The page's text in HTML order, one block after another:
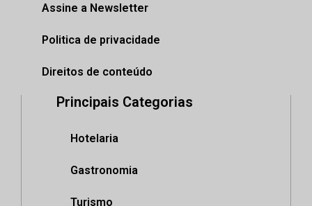
Assine a Newsletter
Politica de privacidade
Direitos de conteúdo
Principais Categorias
Hotelaria
Gastronomia
Turismo